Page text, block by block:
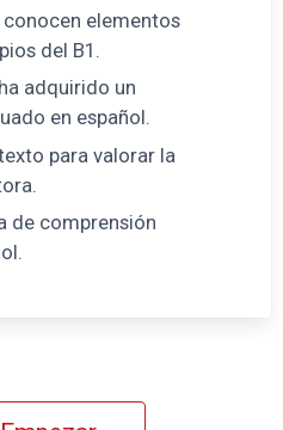
elementos
del B1.
adquirido un
en español.
para valorar la
de comprensión